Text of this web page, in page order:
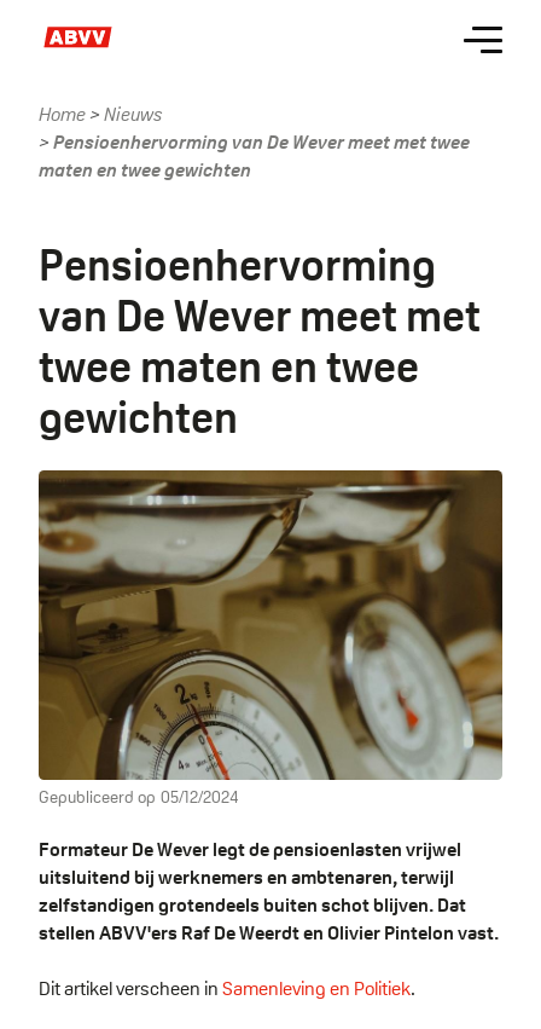
Menu
Kruimelpad
Home
Nieuws
Pensioenhervorming van De Wever meet met twee
maten en twee gewichten
Pensioenhervorming
van De Wever meet met
twee maten en twee
gewichten
Gepubliceerd op 05/12/2024
Formateur De Wever legt de pensioenlasten vrijwel
uitsluitend bij werknemers en ambtenaren, terwijl
zelfstandigen grotendeels buiten schot blijven. Dat
stellen ABVV'ers Raf De Weerdt en Olivier Pintelon vast.
Dit artikel verscheen inSamenleving en Politiek.